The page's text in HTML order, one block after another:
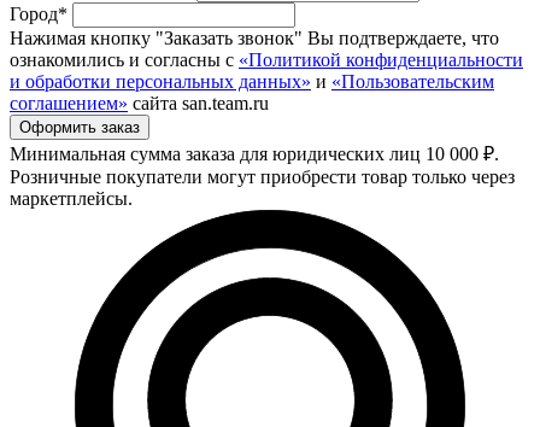
Город*
Нажимая кнопку "Заказать звонок" Вы подтверждаете, что
ознакомились и согласны с «Политикой конфиденциальности
и обработки персональных данных» и «Пользовательским
соглашением» сайта san.team.ru
Минимальная сумма заказа для юридических лиц 10 000 ₽.
Розничные покупатели могут приобрести товар только через
маркетплейсы.